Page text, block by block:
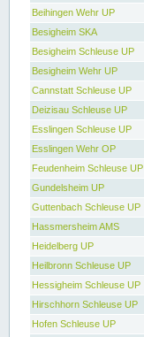
Beihingen Wehr UP
Besigheim SKA
Besigheim Schleuse UP
Besigheim Wehr UP
Cannstatt Schleuse UP
Deizisau Schleuse UP
Esslingen Schleuse UP
Esslingen Wehr OP
Feudenheim Schleuse UP
Gundelsheim UP
Guttenbach Schleuse UP
Hassmersheim AMS
Heidelberg UP
Heilbronn Schleuse UP
Hessigheim Schleuse UP
Hirschhorn Schleuse UP
Hofen Schleuse UP